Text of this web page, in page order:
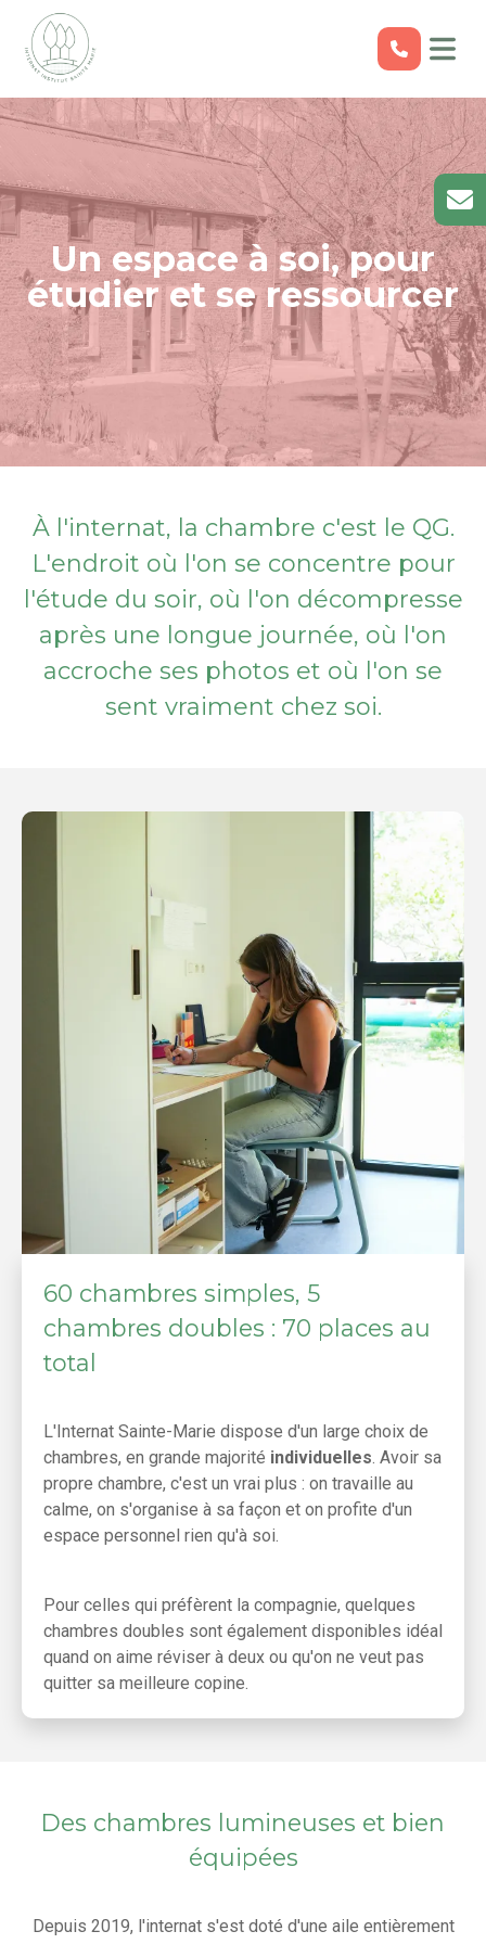
Un espace à soi, pour
étudier et se ressourcer
À l'internat, la chambre c'est le QG.
L'endroit où l'on se concentre pour
l'étude du soir, où l'on décompresse
après une longue journée, où l'on
accroche ses photos et où l'on se
sent vraiment chez soi.
60 chambres simples, 5
chambres doubles : 70 places au
total
L'Internat Sainte-Marie dispose d'un large choix de
chambres, en grande majorité individuelles. Avoir sa
propre chambre, c'est un vrai plus : on travaille au
calme, on s'organise à sa façon et on profite d'un
espace personnel rien qu'à soi.
Pour celles qui préfèrent la compagnie, quelques
chambres doubles sont également disponibles idéal
quand on aime réviser à deux ou qu'on ne veut pas
quitter sa meilleure copine.
Des chambres lumineuses et bien
équipées
Depuis 2019, l'internat s'est doté d'une aile entièrement